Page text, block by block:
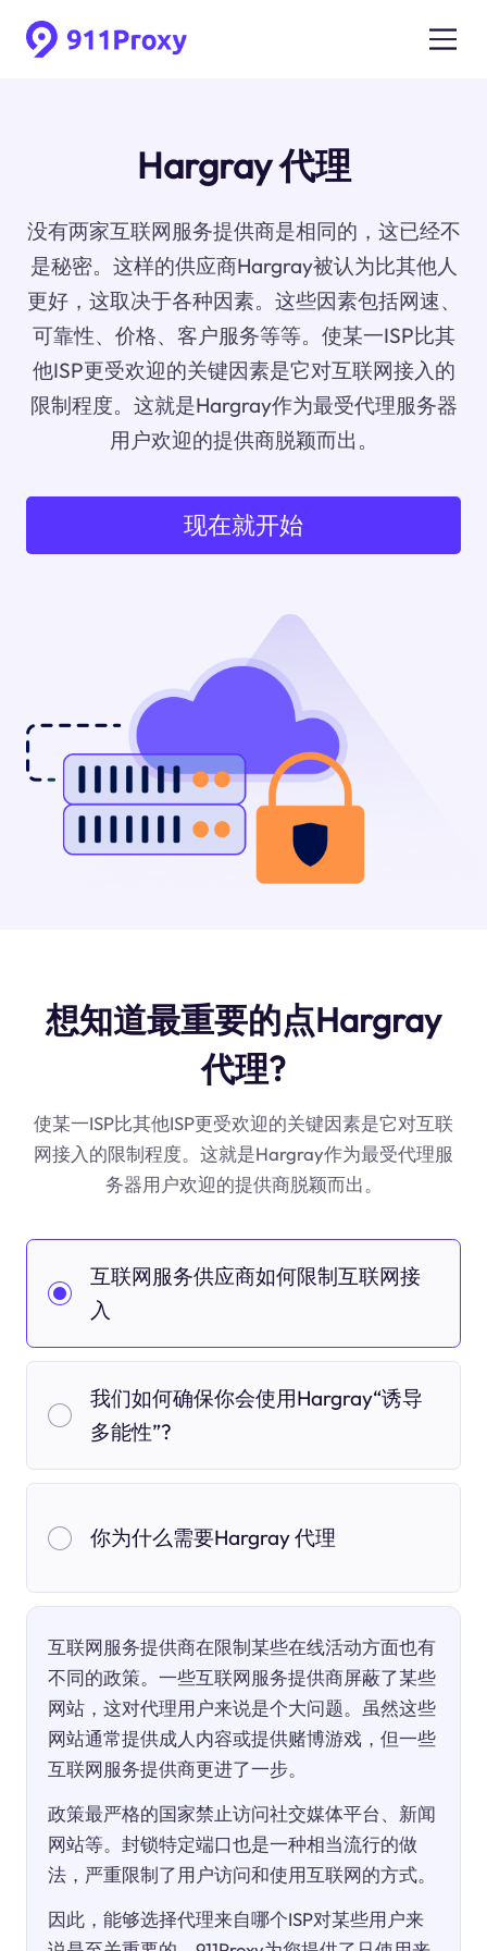
Hargray 代理
没有两家互联网服务提供商是相同的，这已经不
是秘密。这样的供应商Hargray被认为比其他人
更好，这取决于各种因素。这些因素包括网速、
可靠性、价格、客户服务等等。使某一ISP比其
他ISP更受欢迎的关键因素是它对互联网接入的
限制程度。这就是Hargray作为最受代理服务器
用户欢迎的提供商脱颖而出。
现在就开始
想知道最重要的点Hargray
代理?
使某一ISP比其他ISP更受欢迎的关键因素是它对互联
网接入的限制程度。这就是Hargray作为最受代理服
务器用户欢迎的提供商脱颖而出。
互联网服务供应商如何限制互联网接
入
我们如何确保你会使用Hargray“诱导
多能性”?
你为什么需要Hargray 代理
互联网服务提供商在限制某些在线活动方面也有
不同的政策。一些互联网服务提供商屏蔽了某些
网站，这对代理用户来说是个大问题。虽然这些
网站通常提供成人内容或提供赌博游戏，但一些
互联网服务提供商更进了一步。
政策最严格的国家禁止访问社交媒体平台、新闻
网站等。封锁特定端口也是一种相当流行的做
法，严重限制了用户访问和使用互联网的方式。
因此，能够选择代理来自哪个ISP对某些用户来